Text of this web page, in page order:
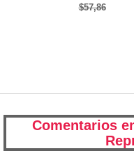
$57,86
Comentarios